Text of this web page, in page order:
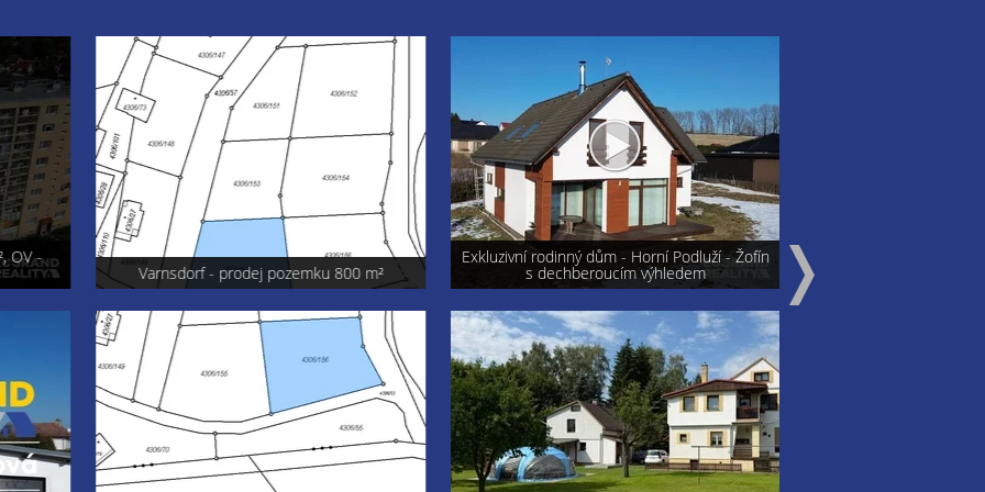
-
Varnsdorf - prodej pozemku 800 m²
Exkluzivní rodinný dům - Horní Podluží - Žofín
s dechberoucím výhledem